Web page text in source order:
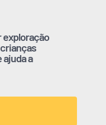
exploração
a